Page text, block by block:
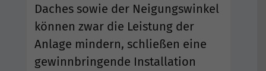
Daches sowie der Neigungswinkel
können zwar die Leistung der
Anlage mindern, schließen eine
gewinnbringende Installation